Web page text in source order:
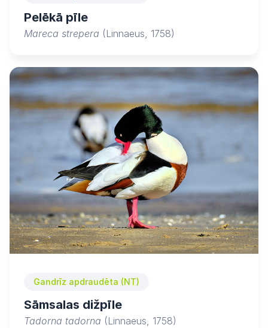
Pelēkā pīle
Mareca strepera (Linnaeus, 1758)
Gandrīz apdraudēta (NT)
Sāmsalas dižpīle
Tadorna tadorna (Linnaeus, 1758)